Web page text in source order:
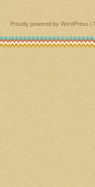
Proudly powered by WordPress |